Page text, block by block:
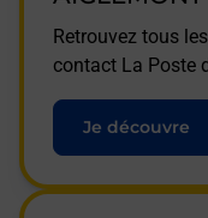
Retrouvez tous
contact La Poste
Je découvre